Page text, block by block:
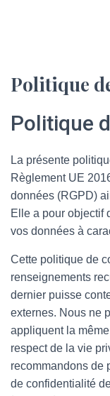
Politique
Politique
La présente
Règlement UE
données (RGPD)
Elle a pour objectif
vos données à
Cette politique de
renseignements
dernier puisse
externes. Nous ne
appliquent la
respect de la vie
recommandons de
de confidentialité